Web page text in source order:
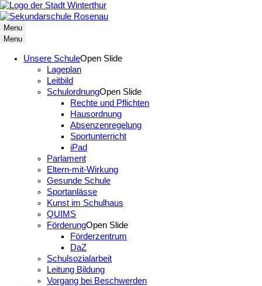
Menu
Menu
Unsere SchuleOpen Slide
Lageplan
Leitbild
SchulordnungOpen Slide
Rechte und Pflichten
Hausordnung
Absenzenregelung
Sportunterricht
iPad
Parlament
Eltern-mit-Wirkung
Gesunde Schule
Sportanlässe
Kunst im Schulhaus
QUIMS
FörderungOpen Slide
Förderzentrum
DaZ
Schulsozialarbeit
Leitung Bildung
Vorgang bei Beschwerden